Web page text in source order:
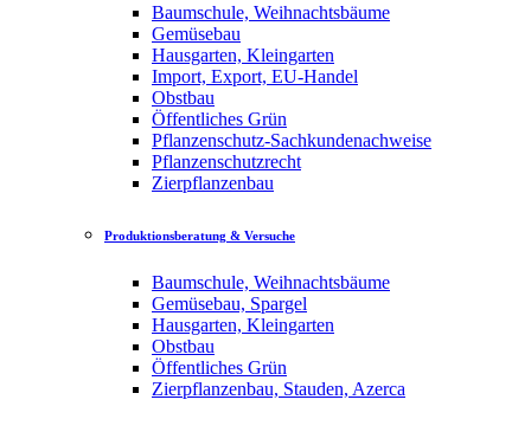
Baumschule, Weihnachtsbäume
Gemüsebau
Hausgarten, Kleingarten
Import, Export, EU-Handel
Obstbau
Öffentliches Grün
Pflanzenschutz-Sachkundenachweise
Pflanzenschutzrecht
Zierpflanzenbau
Produktionsberatung & Versuche
Baumschule, Weihnachtsbäume
Gemüsebau, Spargel
Hausgarten, Kleingarten
Obstbau
Öffentliches Grün
Zierpflanzenbau, Stauden, Azerca